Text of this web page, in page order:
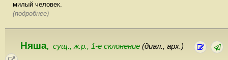
милый человек.
(подробнее)
Няша, сущ., ж.р., 1-е склонение (диал., арх.)